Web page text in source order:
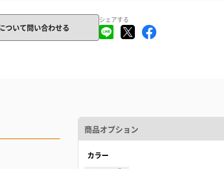
ついて問い合わせる
シェアする
商品オプション
カラー